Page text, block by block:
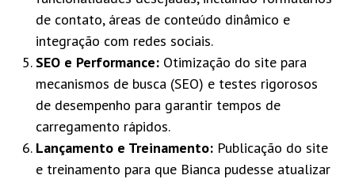
de contato, áreas de conteúdo dinâmico e
integração com redes sociais.
SEO e Performance: Otimização do site para
mecanismos de busca (SEO) e testes rigorosos
de desempenho para garantir tempos de
carregamento rápidos.
Lançamento e Treinamento: Publicação do site
e treinamento para que Bianca pudesse atualizar